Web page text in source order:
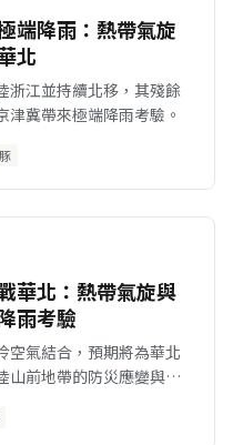
端降雨：熱帶氣旋
北
浙江並持續北移，其殘餘
冀帶來極端降雨考驗。
華北：熱帶氣旋與
雨考驗
空氣結合，預期將為華北
山前地帶的防災應變與基